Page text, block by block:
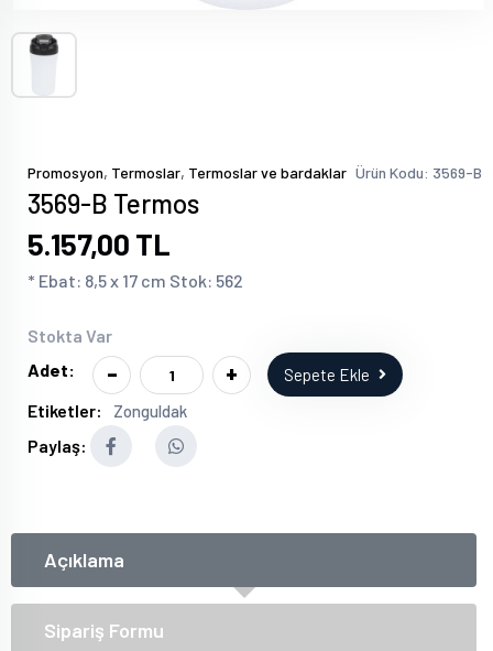
Promosyon, Termoslar, Termoslar ve bardaklar Ürün Kodu: 3569-B
3569-B Termos
5.157,00 TL
* Ebat: 8,5 x 17 cm Stok: 562
Stokta Var
Adet:
- + Sepete Ekle
Etiketler: Zonguldak
Paylaş:
Açıklama
Sipariş Formu